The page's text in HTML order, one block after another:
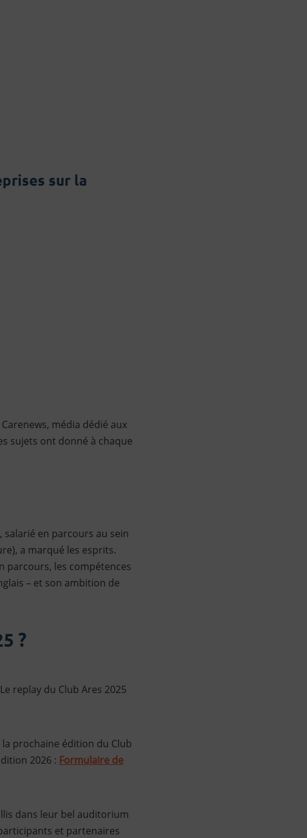
sur la
média dédié aux
sujets ont donné à chaque
salarié en parcours au sein
a marqué les esprits.
parcours, les compétences
– et son ambition de
?
replay du Club Ares 2025
prochaine édition du Club
2026 : Formulaire de
dans leur bel auditorium
et partenaires